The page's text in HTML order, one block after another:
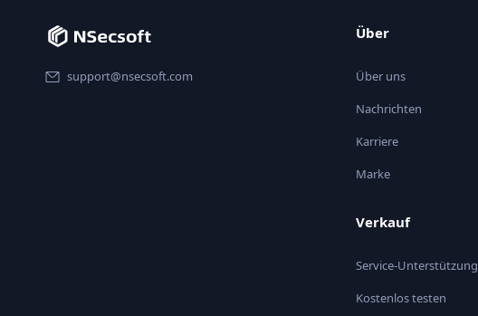
support@nsecsoft.com
Über
Über uns
Nachrichten
Karriere
Marke
Verkauf
Service-Unterstützung
Kostenlos testen